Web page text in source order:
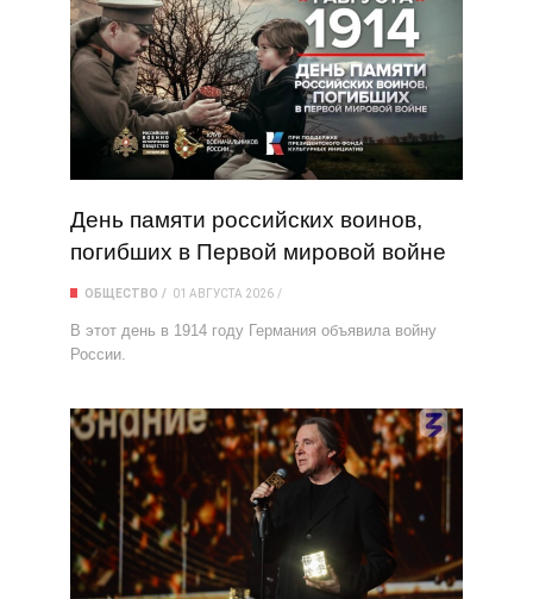
День памяти российских воинов,
погибших в Первой мировой войне
ОБЩЕСТВО 01 АВГУСТА 2026
В этот день в 1914 году Германия объявила войну
России.